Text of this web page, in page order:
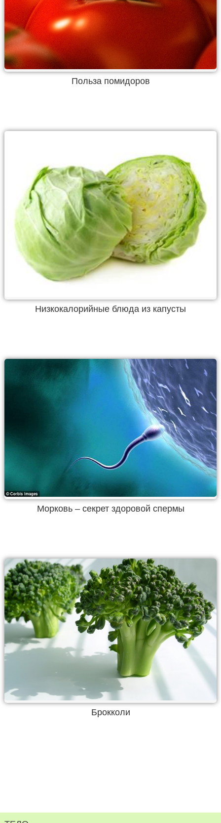
Польза помидоров
Низкокалорийные блюда из капусты
Морковь – секрет здоровой спермы
Брокколи